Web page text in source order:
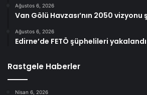
Ağustos 6, 2026
Van Gölü Havzası’nın 2050
Ağustos 6, 2026
Edirne’de FETÖ şüphelileri yakalandı
Rastgele Haberler
Nisan 6, 2026